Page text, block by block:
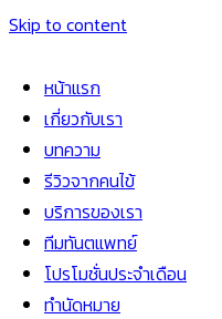
Skip to content
หน้าแรก
เกี่ยวกับเรา
บทความ
รีวิวจากคนไข้
บริการของเรา
ทีมทันตแพทย์
โปรโมชั่นประจำเดือน
ทำนัดหมาย